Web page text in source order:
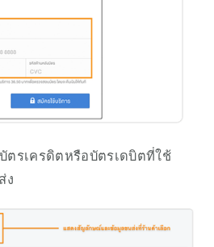
ตรเครดิตหรือบัตรเดบิตที่ใช้
ง